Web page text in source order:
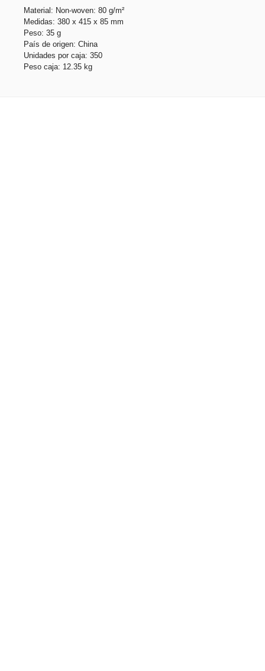
Material: Non-woven: 80 g/m²
Medidas: 380 x 415 x 85 mm
Peso: 35 g
País de origen: China
Unidades por caja: 350
Peso caja: 12.35 kg